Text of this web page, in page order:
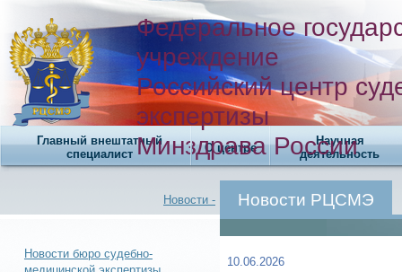
Федеральное
учреждение
Российский центр
экспертизы
Минздрава России
Главный внештатный
специалист
О центре
Научная
деятельность
Новости - Новости РЦСМЭ
Новости бюро судебно-
10.06.2026